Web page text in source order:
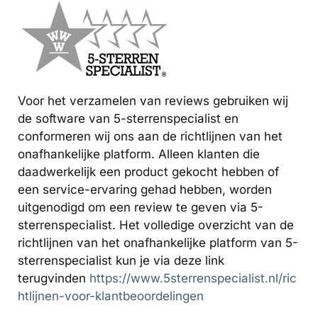
Voor het verzamelen van reviews gebruiken wij
de software van 5-sterrenspecialist en
conformeren wij ons aan de richtlijnen van het
onafhankelijke platform. Alleen klanten die
daadwerkelijk een product gekocht hebben of
een service-ervaring gehad hebben, worden
uitgenodigd om een review te geven via 5-
sterrenspecialist. Het volledige overzicht van de
richtlijnen van het onafhankelijke platform van 5-
sterrenspecialist kun je via deze link
terugvinden https://www.5sterrenspecialist.nl/ric
htlijnen-voor-klantbeoordelingen